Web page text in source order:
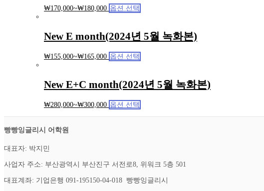
₩170,000~₩180,000 옵션 선택
New E month(2024년 5월 녹화본)
₩155,000~₩165,000 옵션 선택
New E+C month(2024년 5월 녹화본)
₩280,000~₩300,000 옵션 선택
빵빵잉글리시 어학원
대표자: 박지민
사업자 주소: 부산광역시 부산진구 서전로8, 위워크 5층 501
대표계좌: 기업은행 091-195150-04-018 빵빵잉글리시